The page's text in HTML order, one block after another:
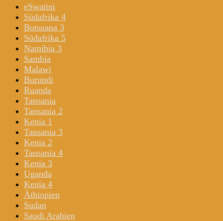
eSwatini
Südafrika 4
Botsuana 3
Südafrika 5
Namibia 3
Sambia
Malawi
Burundi
Ruanda
Tansania
Tansania 2
Kenia 1
Tansania 3
Kenia 2
Tansania 4
Kenia 3
Uganda
Kenia 4
Äthiopien
Sudan
Saudi Arabien